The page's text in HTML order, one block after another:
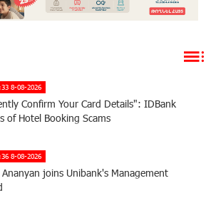
8-08-2026
Confirm Your Card Details": IDBank
of Hotel Booking Scams
8-08-2026
Ananyan joins Unibank's Management